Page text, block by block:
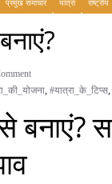
प्रमुख समाचार यात्रा राष्ट्रीय
, #यात्रा_के_टिप्स,